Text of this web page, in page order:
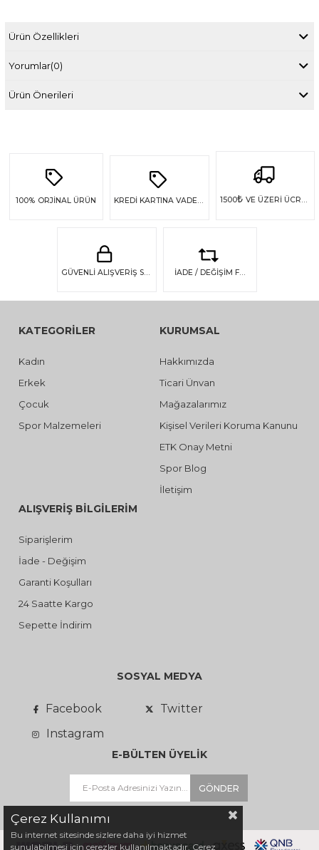
Ürün Özellikleri
Yorumlar(0)
Ürün Önerileri
100% ORJİNAL ÜRÜN 1500₺ VE ÜZERİ ÜCRETSİZ KARGO
GÜVENLİ ALIŞVERİŞ SSL GÜVENLİĞİ İADE / DEĞİŞİM FIRSATI
KATEGORİLER
Kadın
Erkek
Çocuk
Spor Malzemeleri
KURUMSAL
Hakkımızda
Ticari Ünvan
Mağazalarımız
Kişisel Verileri Koruma Kanunu
ETK Onay Metni
Spor Blog
İletişim
ALIŞVERİŞ BİLGİLERİM
Siparişlerim
İade - Değişim
Garanti Koşulları
24 Saatte Kargo
Sepette İndirim
SOSYAL MEDYA
Facebook
Twitter
Instagram
E-BÜLTEN ÜYELİK
GÖNDER
Çerez Kullanımı
Bu internet sitesinde sizlere daha iyi hizmet
sunulabilmesi için çerezler kullanılmaktadır. Çerez